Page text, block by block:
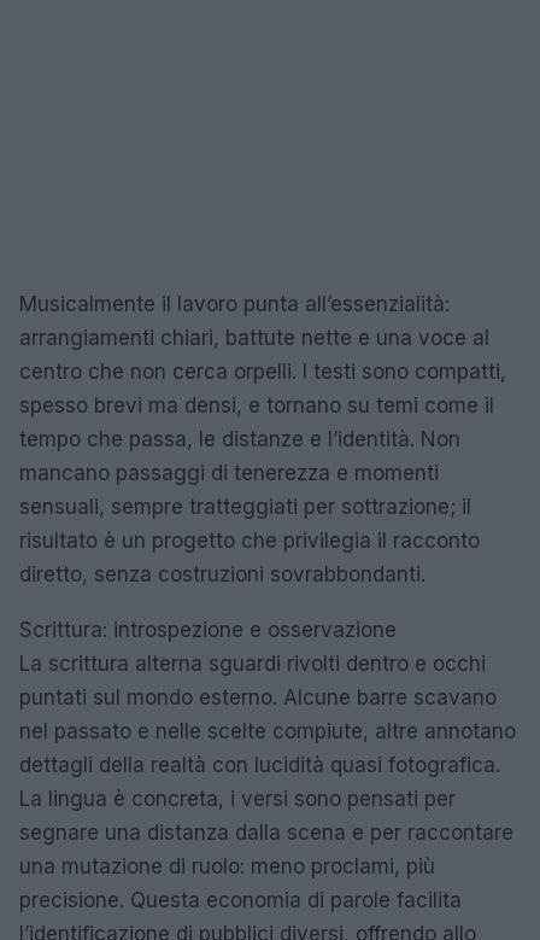
Musicalmente il lavoro punta all’essenzialità:
arrangiamenti chiari, battute nette e una voce al
centro che non cerca orpelli. I testi sono compatti,
spesso brevi ma densi, e tornano su temi come il
tempo che passa, le distanze e l’identità. Non
mancano passaggi di tenerezza e momenti
sensuali, sempre tratteggiati per sottrazione; il
risultato è un progetto che privilegia il racconto
diretto, senza costruzioni sovrabbondanti.
Scrittura: introspezione e osservazione
La scrittura alterna sguardi rivolti dentro e occhi
puntati sul mondo esterno. Alcune barre scavano
nel passato e nelle scelte compiute, altre annotano
dettagli della realtà con lucidità quasi fotografica.
La lingua è concreta, i versi sono pensati per
segnare una distanza dalla scena e per raccontare
una mutazione di ruolo: meno proclami, più
precisione. Questa economia di parole facilita
l’identificazione di pubblici diversi, offrendo allo